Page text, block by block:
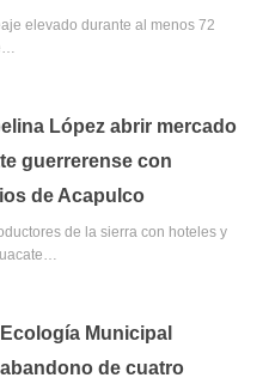
elevado durante al menos 72
López abrir mercado
guerrerense con
de Acapulco
de la sierra con hoteles y
Municipal
de cuatro